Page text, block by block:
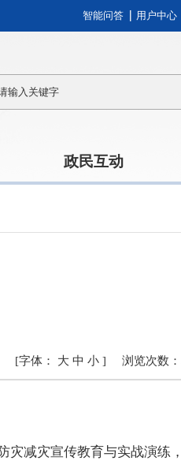
智能问答 用户中心
政民互动
浏览次数：
[字体： 大 中 小 ]
减灾宣传教育与实战演练，